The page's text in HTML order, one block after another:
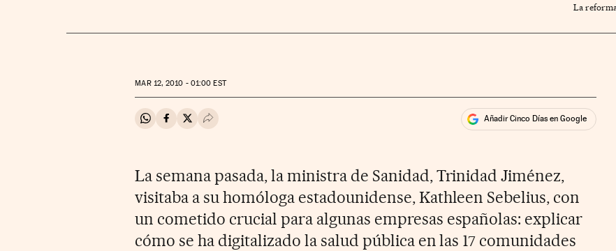
La
MAR12, 2010 - 01:00 EST
Compartir en Whatsapp
Compartir en Facebook
Compartir en Twitter
Desplegar Redes Sociales Añadir Cinco Días en Google
La semana pasada, la ministra de Sanidad, Trinidad Jiménez,
visitaba a su homóloga estadounidense, Kathleen Sebelius, con
un cometido crucial para algunas empresas españolas: explicar
cómo se ha digitalizado la salud pública en las 17 comunidades